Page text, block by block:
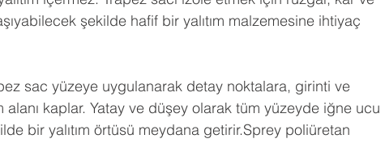
şekilde hafif bir yalıtım malzemesine ihtiyaç
sac yüzeye uygulanarak detay noktalara, girinti ve
alanı kaplar. Yatay ve düşey olarak tüm yüzeyde iğne ucu
bir yalıtım örtüsü meydana getirir.Sprey poliüretan